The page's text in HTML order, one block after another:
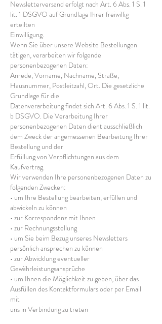
Newsletterversand erfolgt nach Art. 6 Abs. 1 S. 1
lit. 1 DSGVO auf Grundlage Ihrer freiwillig
erteilten
Einwilligung.
Wenn Sie über unsere Website Bestellungen
tätigen, verarbeiten wir folgende
personenbezogenen Daten:
Anrede, Vorname, Nachname, Straße,
Hausnummer, Postleitzahl, Ort. Die gesetzliche
Grundlage für die
Datenverarbeitung findet sich Art. 6 Abs. 1 S. 1 lit.
b DSGVO. Die Verarbeitung Ihrer
personenbezogenen Daten dient ausschließlich
dem Zweck der angemessenen Bearbeitung Ihrer
Bestellung und der
Erfüllung von Verpflichtungen aus dem
Kaufvertrag.
Wir verwenden Ihre personenbezogenen Daten zu
folgenden Zwecken:
• um Ihre Bestellung bearbeiten, erfüllen und
abwickeln zu können
• zur Korrespondenz mit Ihnen
• zur Rechnungsstellung
• um Sie beim Bezug unseres Newsletters
persönlich ansprechen zu können
• zur Abwicklung eventueller
Gewährleistungsansprüche
• um Ihnen die Möglichkeit zu geben, über das
Ausfüllen des Kontaktformulars oder per Email
mit
uns in Verbindung zu treten